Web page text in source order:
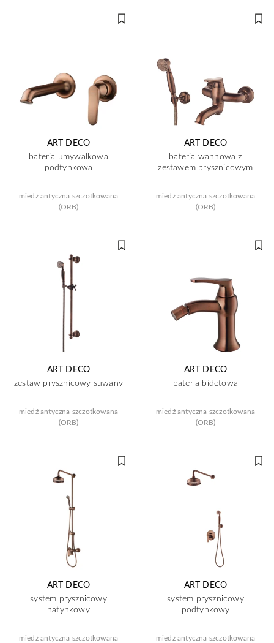
ART DECO
bateria umywalkowa
podtynkowa
miedź antyczna szczotkowana
(ORB)
ART DECO
bateria wannowa z
zestawem prysznicowym
miedź antyczna szczotkowana
(ORB)
ART DECO
zestaw prysznicowy suwany
miedź antyczna szczotkowana
(ORB)
ART DECO
bateria bidetowa
miedź antyczna szczotkowana
(ORB)
ART DECO
system prysznicowy
natynkowy
miedź antyczna szczotkowana
ART DECO
system prysznicowy
podtynkowy
miedź antyczna szczotkowana